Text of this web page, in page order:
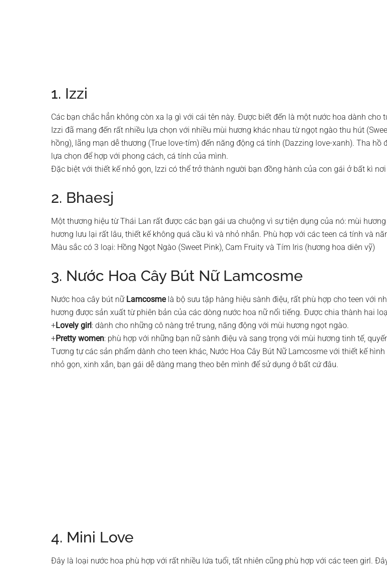
1. Izzi
Các bạn chắc hẳn không còn xa lạ gì với cái tên này. Được biết đến là một nước hoa dành cho
Izzi đã mang đến rất nhiều lựa chọn với nhiều mùi hương khác nhau từ ngọt ngào thu hút
hồng), lãng mạn dễ thương (True love-tím) đến năng động cá tính (Dazzing love-xanh). Tha hồ
lựa chọn để hợp với phong cách, cá tính của mình.
Đặc biệt với thiết kế nhỏ gọn, Izzi có thể trở thành người bạn đồng hành của con gái ở bất kì
2. Bhaesj
Một thương hiệu từ Thái Lan rất được các bạn gái ưa chuộng vì sự tiện dụng của nó: mùi
hương lưu lại rất lâu, thiết kế không quá cầu kì và nhỏ nhắn. Phù hợp với các teen cá tính và
Màu sắc có 3 loại: Hồng Ngọt Ngào (Sweet Pink), Cam Fruity và Tím Iris (hương hoa diên vỹ)
3. Nước Hoa Cây Bút Nữ Lamcosme
Nước hoa cây bút nữ Lamcosmelà bộ sưu tập hàng hiệu sành điệu, rất phù hợp cho teen với
hương được sản xuất từ phiên bản của các dòng nước hoa nữ nổi tiếng. Được chia thành hai
+Lovely girl: dành cho những cô nàng trẻ trung, năng động với mùi hương ngọt ngào.
+Pretty women: phù hợp với những bạn nữ sành điệu và sang trọng với mùi hương tinh tế,
Tương tự các sản phẩm dành cho teen khác, Nước Hoa Cây Bút Nữ Lamcosme với thiết kế
nhỏ gọn, xinh xắn, bạn gái dễ dàng mang theo bên mình để sử dụng ở bất cứ đâu.
4. Mini Love
Đây là loại nước hoa phù hợp với rất nhiều lứa tuổi, tất nhiên cũng phù hợp với các teen girl.